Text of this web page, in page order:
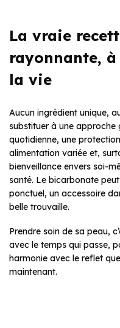
La vraie
rayonnante,
la vie
Aucun ingrédient unique,
substituer à une
quotidienne, une
alimentation variée et,
bienveillance envers soi-
santé. Le bicarbonate
ponctuel, un accessoire
belle trouvaille.
Prendre soin de sa peau,
avec le temps qui passe,
harmonie avec le reflet
maintenant.